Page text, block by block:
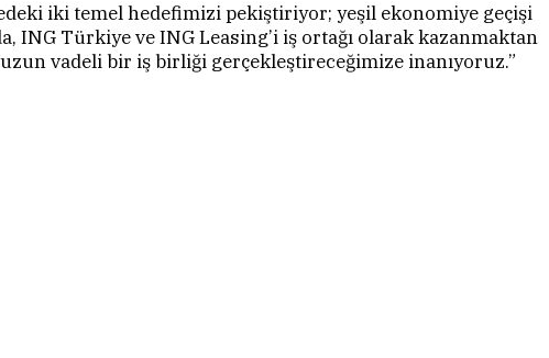
iki temel hedefimizi pekiştiriyor; yeşil ekonomiye geçişi
ING Türkiye ve ING Leasing’i iş ortağı olarak kazanmaktan
vadeli bir iş birliği gerçekleştireceğimize inanıyoruz.”